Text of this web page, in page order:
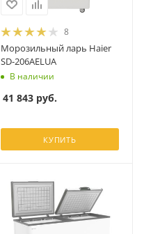
8
Морозильный ларь Haier
SD-206AELUA
В наличии
41 843 руб.
КУПИТЬ